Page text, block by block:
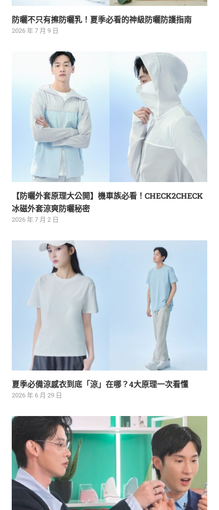
防曬不只有擦防曬乳！夏季必看的神級防曬防護指南
2026 年 7 月 9 日
【防曬外套原理大公開】機車族必看！CHECK2CHECK
冰磁外套涼爽防曬秘密
2026 年 7 月 2 日
夏季必備涼感衣到底「涼」在哪？4大原理一次看懂
2026 年 6 月 29 日